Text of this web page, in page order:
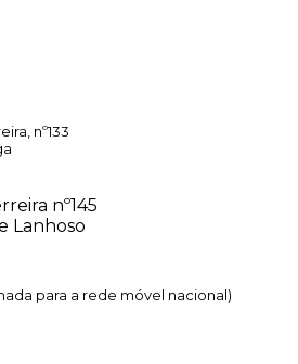
nº133
nº145
Lanhoso
para a rede móvel nacional)